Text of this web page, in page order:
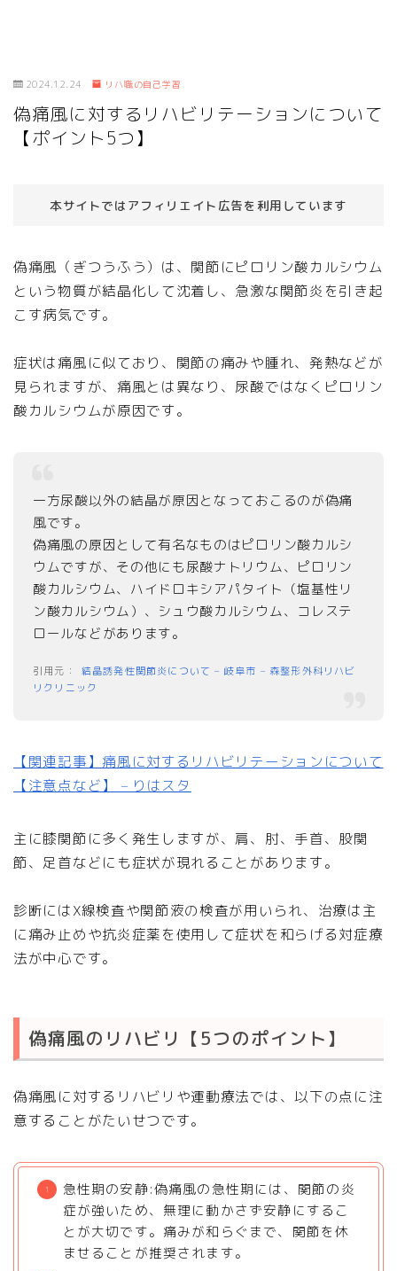
2024.12.24 リハ職の自己学習
偽痛風に対するリハビリテーションについて
【ポイント5つ】
本サイトではアフィリエイト広告を利用しています
偽痛風（ぎつうふう）は、関節にピロリン酸カルシウム
という物質が結晶化して沈着し、急激な関節炎を引き起
こす病気です。
症状は痛風に似ており、関節の痛みや腫れ、発熱などが
見られますが、痛風とは異なり、尿酸ではなくピロリン
酸カルシウムが原因です。
一方尿酸以外の結晶が原因となっておこるのが偽痛
風です。
偽痛風の原因として有名なものはピロリン酸カルシ
ウムですが、その他にも尿酸ナトリウム、ピロリン
酸カルシウム、ハイドロキシアパタイト（塩基性リ
ン酸カルシウム）、シュウ酸カルシウム、コレステ
ロールなどがあります。
結晶誘発性関節炎について – 岐阜市 – 森整形外科リハビ
リクリニック
【関連記事】痛風に対するリハビリテーションについて
【注意点など】 – りはスタ
主に膝関節に多く発生しますが、肩、肘、手首、股関
節、足首などにも症状が現れることがあります。
診断にはX線検査や関節液の検査が用いられ、治療は主
に痛み止めや抗炎症薬を使用して症状を和らげる対症療
法が中心です。
偽痛風のリハビリ【5つのポイント】
偽痛風に対するリハビリや運動療法では、以下の点に注
意することがたいせつです。
急性期の安静:偽痛風の急性期には、関節の炎
症が強いため、無理に動かさず安静にするこ
とが大切です。痛みが和らぐまで、関節を休
ませることが推奨されます。